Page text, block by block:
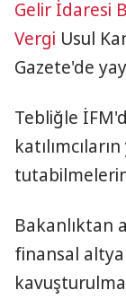
Gelir İdaresi
Vergi Usul
Gazete'de
Tebliğle
Bakanlıktan
finansal